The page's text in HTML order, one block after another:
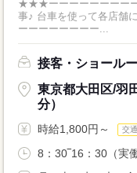
★★★ーーーーーーーーー
事♪ 台車を使って各店舗に商品を
ーーーーーーーー...
接客・ショール
東京都大田区/羽
分）
時給1,800円～ 交
8：30‾16：30（実